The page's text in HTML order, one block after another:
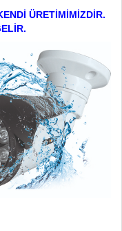
ÜRETİMİMİZDİR.